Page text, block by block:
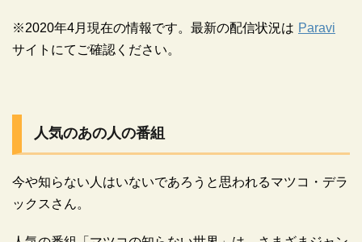
※2020年4月現在の情報です。最新の配信状況は Paravi
サイトにてご確認ください。
人気のあの人の番組
今や知らない人はいないであろうと思われるマツコ・デラ
ックスさん。